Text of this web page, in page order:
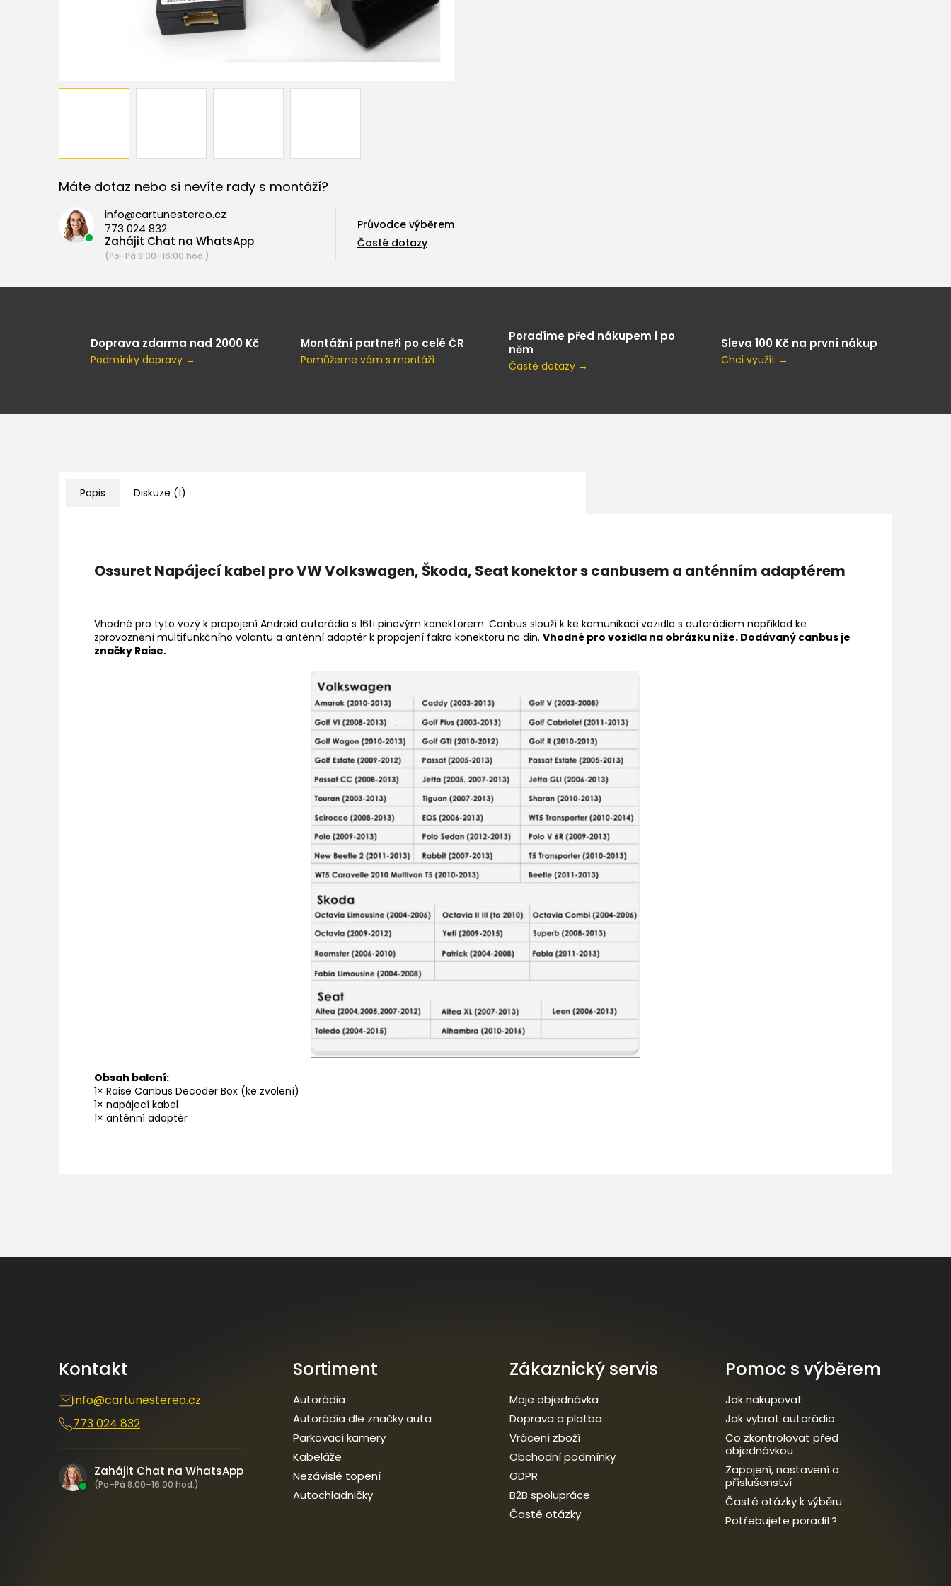
Máte dotaz nebo si nevíte rady s montáží?
info@cartunestereo.cz
773 024 832
Zahájit Chat na WhatsApp
(Po–Pá 8:00–16:00 hod.)
Průvodce výběrem
Časté dotazy
Doprava zdarma nad 2000 Kč
Podmínky dopravy →
Montážní partneři po celé ČR
Pomůžeme vám s montáží
Poradíme před nákupem i po
něm
Časté dotazy →
Sleva 100 Kč na první nákup
Chci využít →
Popis Diskuze (1)
Ossuret Napájecí kabel pro VW Volkswagen, Škoda, Seat konektor s canbusem a anténním adaptérem
Vhodné pro tyto vozy k propojení Android autorádia s 16ti pinovým konektorem. Canbus slouží k ke komunikaci vozidla s autorádiem například ke
zprovoznění multifunkčního volantu a anténní adaptér k propojení fakra konektoru na din. Vhodné pro vozidla na obrázku níže. Dodávaný canbus je
značky Raise.
Obsah balení:
1× Raise Canbus Decoder Box (ke zvolení)
1× napájecí kabel
1× anténní adaptér
Kontakt
info@cartunestereo.cz
773 024 832
Zahájit Chat na WhatsApp
(Po–Pá 8:00–16:00 hod.)
Sortiment
Autorádia
Autorádia dle značky auta
Parkovací kamery
Kabeláže
Nezávislé topení
Autochladničky
Zákaznický servis
Moje objednávka
Doprava a platba
Vrácení zboží
Obchodní podmínky
GDPR
B2B spolupráce
Časté otázky
Pomoc s výběrem
Jak nakupovat
Jak vybrat autorádio
Co zkontrolovat před
objednávkou
Zapojení, nastavení a
příslušenství
Časté otázky k výběru
Potřebujete poradit?